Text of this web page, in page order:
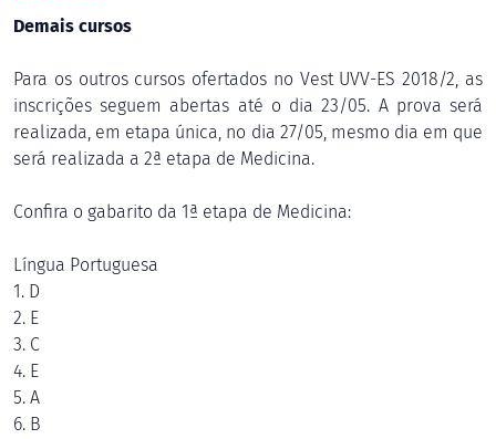
Demais cursos
Para os outros cursos ofertados no Vest UVV-ES 2018/2, as
inscrições seguem abertas até o dia 23/05. A prova será
realizada, em etapa única, no dia 27/05, mesmo dia em que
será realizada a 2ª etapa de Medicina.
Confira o gabarito da 1ª etapa de Medicina:
Língua Portuguesa
1. D
2. E
3. C
4. E
5. A
6. B